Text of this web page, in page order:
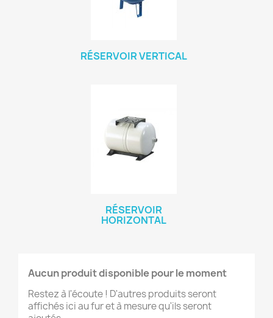
RÉSERVOIR VERTICAL
RÉSERVOIR
HORIZONTAL
Aucun produit disponible pour le moment
Restez à l'écoute ! D'autres produits seront
affichés ici au fur et à mesure qu'ils seront